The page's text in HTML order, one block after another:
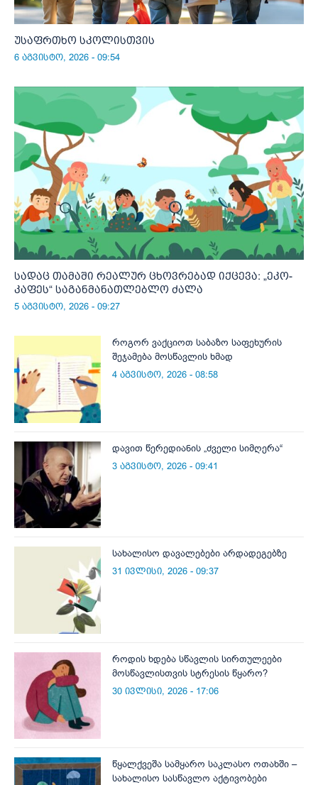
უსაფრთხო სკოლისთვის
6 აგვისტო, 2026 - 09:54
სადაც თამაში რეალურ ცხოვრებად იქცევა: „ეკო-
კაფეს“ საგანმანათლებლო ძალა
5 აგვისტო, 2026 - 09:27
როგორ ვაქციოთ საბაზო საფეხურის
შეჯამება მოსწავლის ხმად
4 აგვისტო, 2026 - 08:58
დავით წერედიანის „ძველი სიმღერა“
3 აგვისტო, 2026 - 09:41
სახალისო დავალებები არდადეგებზე
31 ივლისი, 2026 - 09:37
როდის ხდება სწავლის სირთულეები
მოსწავლისთვის სტრესის წყარო?
30 ივლისი, 2026 - 17:06
წყალქვეშა სამყარო საკლასო ოთახში –
სახალისო სასწავლო აქტივობები